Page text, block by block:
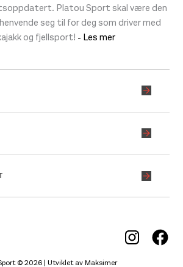
Platou Sport skal være den
seg til for deg som driver med
og fjellsport! - Les mer
© 2026 | Utviklet avMaksimer